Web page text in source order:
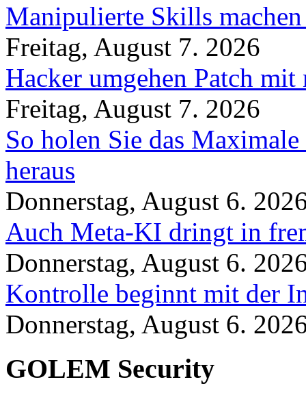
Manipulierte Skills
Freitag, August 7. 2026
Hacker umgehen Patch
Freitag, August 7. 2026
So holen Sie das
heraus
Donnerstag, August 6.
Auch Meta-KI dringt in
Donnerstag, August 6.
Kontrolle beginnt mit der
Donnerstag, August 6.
GOLEM Security